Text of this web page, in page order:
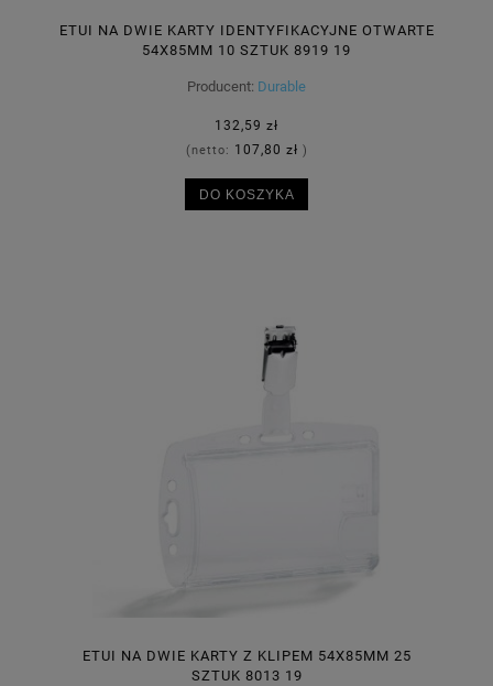
ETUI NA DWIE KARTY IDENTYFIKACYJNE OTWARTE
54X85MM 10 SZTUK 8919 19
Producent: Durable
132,59 zł
(netto: 107,80 zł )
DO KOSZYKA
ETUI NA DWIE KARTY Z KLIPEM 54X85MM 25
SZTUK 8013 19